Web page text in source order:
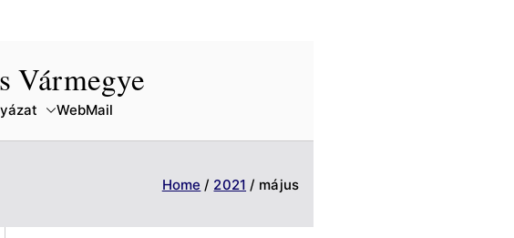
Vármegye
WebMail
Home 2021 május